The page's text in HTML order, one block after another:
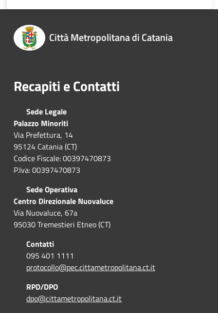
Città Metropolitana di Catania
Recapiti e Contatti
Sede Legale
Palazzo Minoriti
Via Prefettura, 14
95124 Catania (CT)
Codice Fiscale: 00397470873
P.Iva: 00397470873
Sede Operativa
Centro Direzionale Nuovaluce
Via Nuovaluce, 67a
95030 Tremestieri Etneo (CT)
Contatti
095 401 1111
protocollo@pec.cittametropolitana.ct.it
RPD/DPO
dpo@cittametropolitana.ct.it